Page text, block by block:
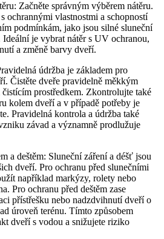
Začněte správným výběrem nátěru.
ochrannými vlastnostmi a schopností
podmínkám, jako jsou silné sluneční
Ideální je vybrat nátěr s UV ochranou,
a změně barvy dveří.
údržba je základem pro
Čistěte dveře pravidelně měkkým
čistícím prostředkem. Zkontrolujte také
kolem dveří a v případě potřeby je
Pravidelná kontrola a údržba také
závad a významně prodlužuje
a deštěm: Sluneční záření a déšť jsou
dveří. Pro ochranu před slunečními
například markýzy, rolety nebo
Pro ochranu před deštěm zase
přístřešku nebo nadzdvihnutí dveří o
úroveň terénu. Tímto způsobem
dveří s vodou a snižujete riziko